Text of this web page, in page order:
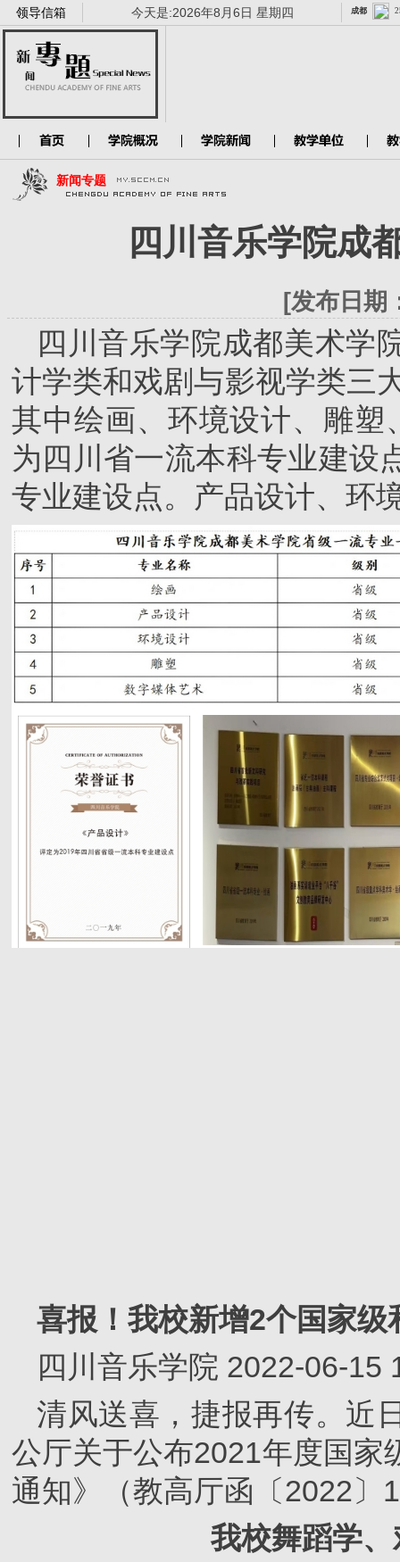
领导信箱 今天是:2026年8月6日 星期四
新闻专题
四川音乐学院成
[发布日期
四川音乐学院成都美术学
计学类和戏剧与影视学类三
其中绘画、环境设计、雕
为四川省一流本科专业建设
专业建设点。产品设计、环
喜报！我校新增2个国家
四川音乐学院 2022-06-15
清风送喜，捷报再传。近
公厅关于公布2021年度国家
通知》（教高厅函〔2022〕
我校舞蹈学